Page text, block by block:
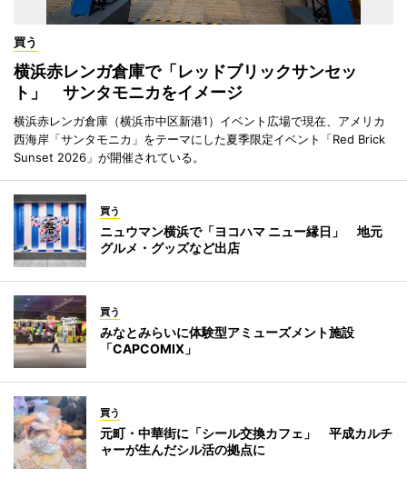
買う
横浜赤レンガ倉庫で「レッドブリックサンセッ
ト」 サンタモニカをイメージ
横浜赤レンガ倉庫（横浜市中区新港1）イベント広場で現在、アメリカ
西海岸「サンタモニカ」をテーマにした夏季限定イベント「Red Brick
Sunset 2026」が開催されている。
買う
ニュウマン横浜で「ヨコハマ ニュー縁日」 地元
グルメ・グッズなど出店
買う
みなとみらいに体験型アミューズメント施設
「CAPCOMIX」
買う
元町・中華街に「シール交換カフェ」 平成カルチ
ャーが生んだシル活の拠点に